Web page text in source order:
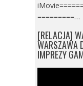
=========…
[RELACJA]
WARSZAWA
IMPREZY